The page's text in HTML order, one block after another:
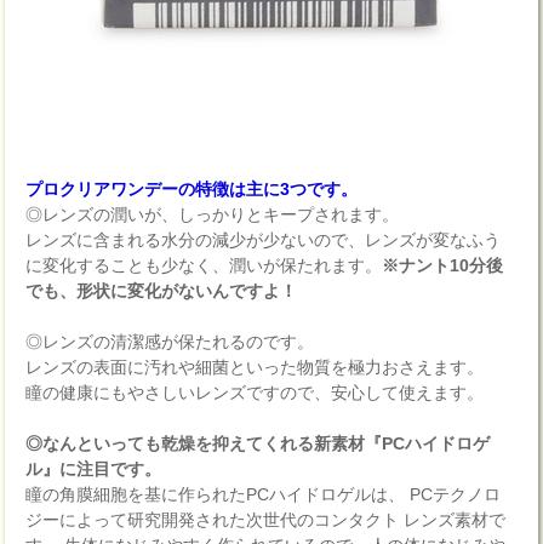
プロクリアワンデーの特徴は主に3つです。
◎レンズの潤いが、しっかりとキープされます。
レンズに含まれる水分の減少が少ないので、レンズが変なふう
に変化することも少なく、潤いが保たれます。 ※ナント10分後
でも、形状に変化がないんですよ！
◎レンズの清潔感が保たれるのです。
レンズの表面に汚れや細菌といった物質を極力おさえます。
瞳の健康にもやさしいレンズですので、安心して使えます。
◎なんといっても乾燥を抑えてくれる新素材『PCハイドロゲ
ル』に注目です。
瞳の角膜細胞を基に作られたPCハイドロゲルは、 PCテクノロ
ジーによって研究開発された次世代のコンタクト レンズ素材で